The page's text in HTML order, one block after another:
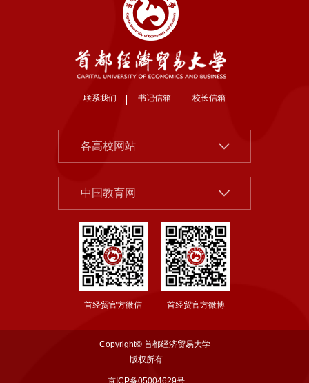
各高校网站
北京大学
清华大学
中国人民大学
中央财经大学
对外经济贸易大学
上海财经大学
东北财经大学
中南财经政法大学
中国教育网
中国社会科学院
北京市教委
首都之窗
教育部
国家哲学社科规划办公室
国务院发展研究中心
联系我们 书记信箱 校长信箱
首经贸官方微信 首经贸官方微博
Copyright© 首都经济贸易大学
版权所有
京ICP备05004629号